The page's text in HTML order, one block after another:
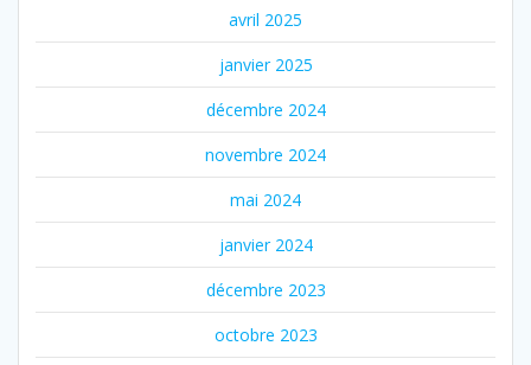
avril 2025
janvier 2025
décembre 2024
novembre 2024
mai 2024
janvier 2024
décembre 2023
octobre 2023